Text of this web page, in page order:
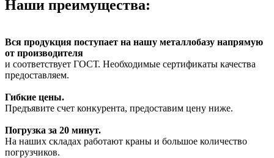
Наши преимущества:
Вся продукция поступает на нашу металлобазу напрямую
от производителя
и соответствует ГОСТ. Необходимые сертификаты качества
предоставляем.
Гибкие цены.
Предъявите счет конкурента, предоставим цену ниже.
Погрузка за 20 минут.
На наших складах работают краны и большое количество
погрузчиков.